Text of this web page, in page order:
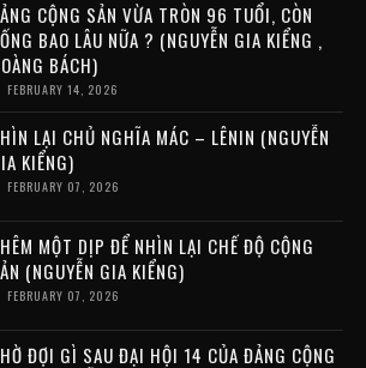
CỘNG SẢN VỪA TRÒN 96 TUỔI, CÒN
BAO LÂU NỮA ? (NGUYỄN GIA KIỂNG ,
BÁCH)
FEBRUARY 14, 2026
LẠI CHỦ NGHĨA MÁC – LÊNIN (NGUYỄN
KIỂNG)
FEBRUARY 07, 2026
MỘT DỊP ĐỂ NHÌN LẠI CHẾ ĐỘ CỘNG
(NGUYỄN GIA KIỂNG)
FEBRUARY 07, 2026
ĐỢI GÌ SAU ĐẠI HỘI 14 CỦA ĐẢNG CỘNG